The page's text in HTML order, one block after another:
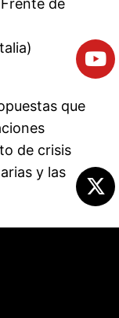
de
que
de crisis
y las